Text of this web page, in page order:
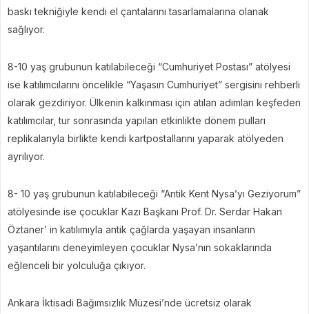
baskı tekniğiyle kendi el çantalarını tasarlamalarına olanak
sağlıyor.
8-10 yaş grubunun katılabileceği “Cumhuriyet Postası” atölyesi
ise katılımcılarını öncelikle “Yaşasın Cumhuriyet” sergisini rehberli
olarak gezdiriyor. Ülkenin kalkınması için atılan adımları keşfeden
katılımcılar, tur sonrasında yapılan etkinlikte dönem pulları
replikalarıyla birlikte kendi kartpostallarını yaparak atölyeden
ayrılıyor.
8- 10 yaş grubunun katılabileceği “Antik Kent Nysa’yı Geziyorum”
atölyesinde ise çocuklar Kazı Başkanı Prof. Dr. Serdar Hakan
Öztaner’ in katılımıyla antik çağlarda yaşayan insanların
yaşantılarını deneyimleyen çocuklar Nysa’nın sokaklarında
eğlenceli bir yolculuğa çıkıyor.
Ankara İktisadi Bağımsızlık Müzesi’nde ücretsiz olarak